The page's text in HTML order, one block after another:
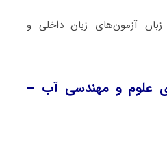
آزمون‌های زبان داخلی و
علوم و مهندسی آب –